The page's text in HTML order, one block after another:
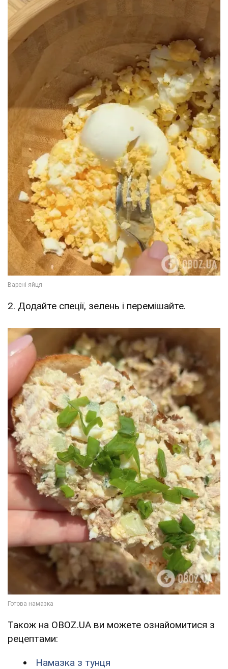
2. Додайте спеції, зелень і перемішайте.
Також на OBOZ.UA ви можете ознайомитися з
рецептами:
Намазка з тунця